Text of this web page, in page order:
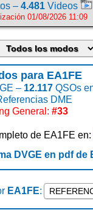
– 4.481 Videos
01/08/2026 11:09
para EA1FE
– 12.117QSOs
DME
General: #33
de EA1FE en:
DVGE en pdf de
EA1FE: